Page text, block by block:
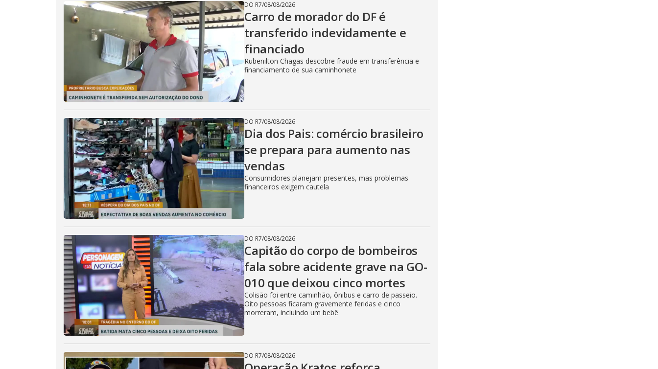
DO R7/08/08/2026
Carro de morador do DF é
transferido indevidamente e
financiado
Rubenilton Chagas descobre fraude em transferência e
financiamento de sua caminhonete
DO R7/08/08/2026
Dia dos Pais: comércio brasileiro
se prepara para aumento nas
vendas
Consumidores planejam presentes, mas problemas
financeiros exigem cautela
DO R7/08/08/2026
Capitão do corpo de bombeiros
fala sobre acidente grave na GO-
010 que deixou cinco mortes
Colisão foi entre caminhão, ônibus e carro de passeio.
Oito pessoas ficaram gravemente feridas e cinco
morreram, incluindo um bebê
DO R7/08/08/2026